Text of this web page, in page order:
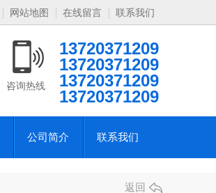
网站地图 在线留言 联系我们
咨询热线
13720371209
13720371209
13720371209
13720371209
公司简介 联系我们
返回